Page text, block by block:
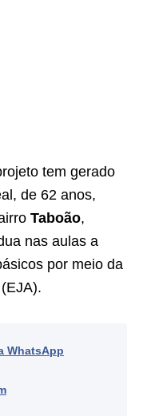
tem gerado
de 62 anos,
Taboão,
nas aulas a
por meio da
WhatsApp